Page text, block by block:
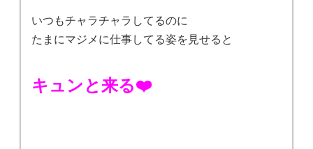
いつもチャラチャラしてるのに
たまにマジメに仕事してる姿を見せると
キュンと来る❤️